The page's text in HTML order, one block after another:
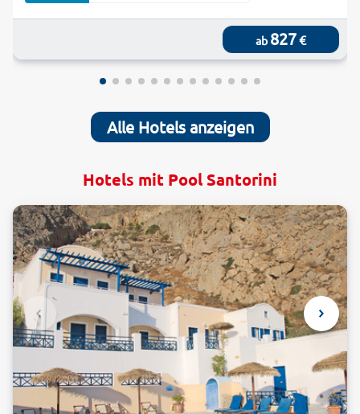
ab 827€
Alle Hotels anzeigen
Hotels mit Pool Santorini